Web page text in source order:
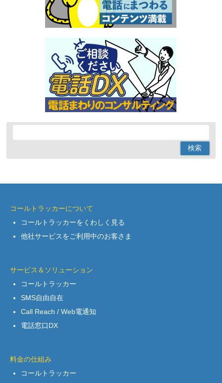
コールトラッカーについて
コールトラッカーをくわしく見る
他社サービスをご利用中のお客さま
サービス＆ソリューション
コールトラッカー
SMS自由自在
Call Reach / Web電通知
電話窓口DX
料金の仕組み
コールトラッカー